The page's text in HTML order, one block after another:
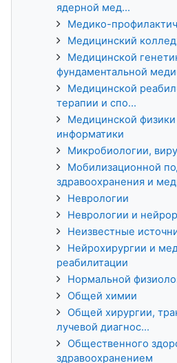
ядерной мед...
Медико-
Медицинский
Медицинской
фундаментальной
Медицинской
терапии и спо...
Медицинской
информатики
Микробиологии,
Мобилизационной
здравоохранения и
Неврологии
Неврологии и
Неизвестные
Нейрохирургии и
реабилитации
Нормальной
Общей химии
Общей хирургии,
лучевой диагнос...
Общественного
здравоохранением